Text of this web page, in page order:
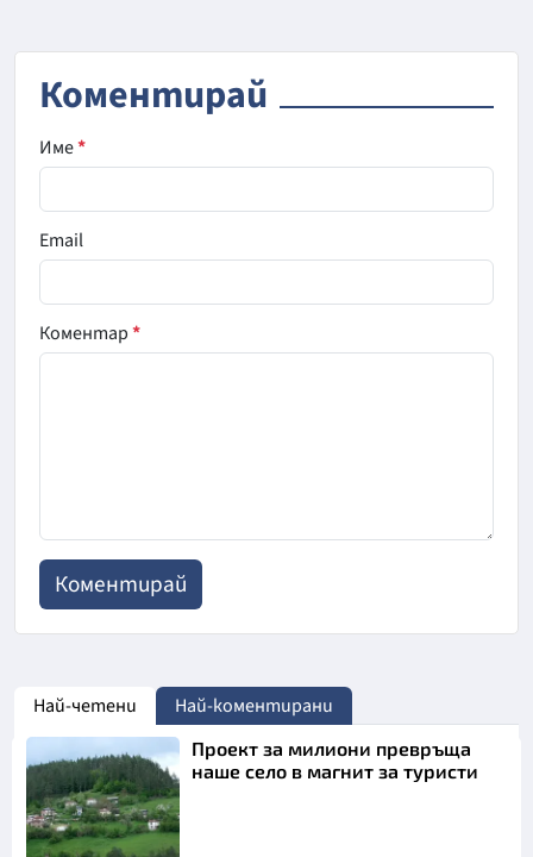
Коментирай
Име*
Email
Коментар*
Най-четени Най-коментирани
Проект за милиони превръща
наше село в магнит за туристи